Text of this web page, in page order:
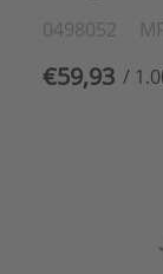
0498052
€59,93 /